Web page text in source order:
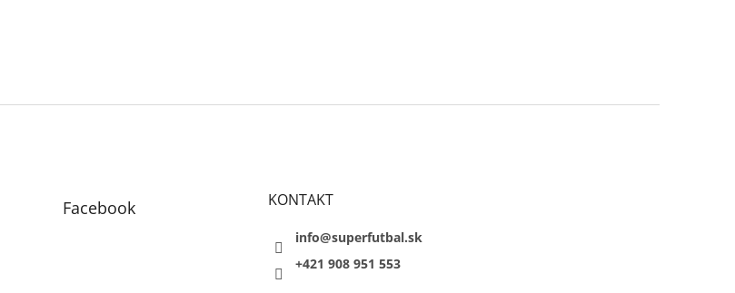
Facebook KONTAKT
info@superfutbal.sk
+421 908 951 553